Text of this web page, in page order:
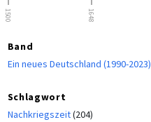
1500 1648
Band
Ein neues Deutschland (1990-2023)
Schlagwort
Nachkriegszeit(204)